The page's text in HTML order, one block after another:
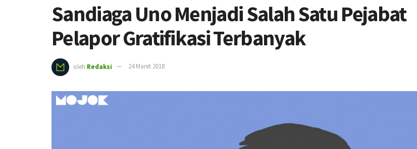
Sandiaga Uno Menjadi Salah Satu Pejabat
Pelapor Gratifikasi Terbanyak
oleh Redaksi 24 Maret 2018